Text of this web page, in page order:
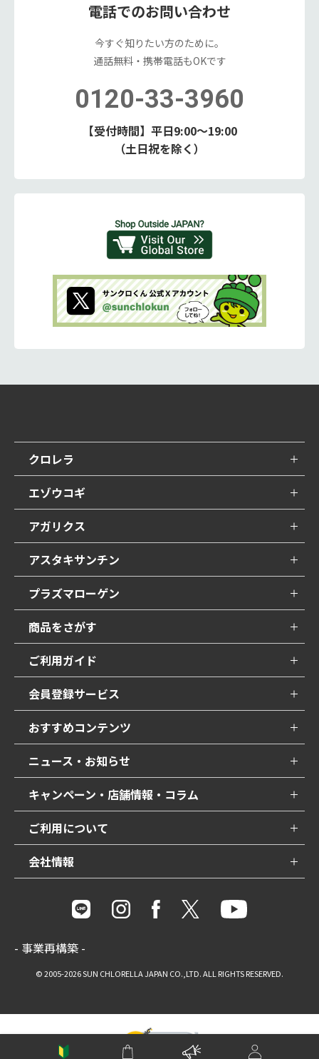
電話でのお問い合わせ
今すぐ知りたい方のために。
通話無料・携帯電話もOKです
0120-33-3960
【受付時間】平日9:00～19:00
（土日祝を除く）
クロレラ
エゾウコギ
アガリクス
アスタキサンチン
プラズマローゲン
商品をさがす
ご利用ガイド
会員登録サービス
おすすめコンテンツ
ニュース・お知らせ
キャンペーン・店舗情報・コラム
ご利用について
会社情報
- 事業再構築 -
© 2005-2026 SUN CHLORELLA JAPAN CO.,LTD. ALL RIGHTS RESERVED.